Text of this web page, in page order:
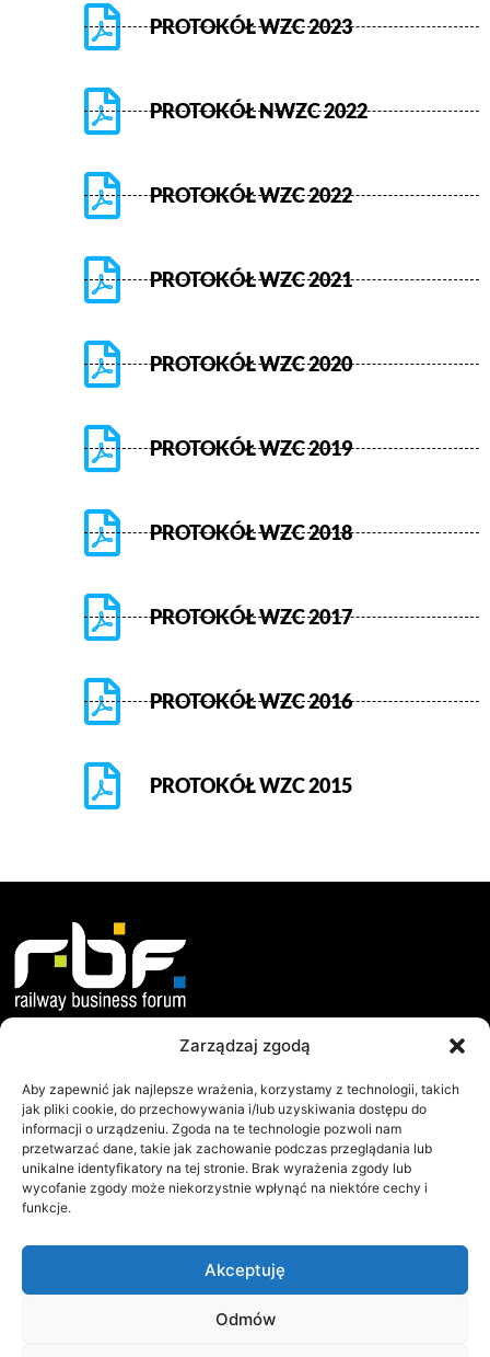
Zarządzaj zgodą
Aby zapewnić jak najlepsze wrażenia, korzystamy z technologii, takich
jak pliki cookie, do przechowywania i/lub uzyskiwania dostępu do
informacji o urządzeniu. Zgoda na te technologie pozwoli nam
przetwarzać dane, takie jak zachowanie podczas przeglądania lub
unikalne identyfikatory na tej stronie. Brak wyrażenia zgody lub
wycofanie zgody może niekorzystnie wpłynąć na niektóre cechy i
funkcje.
Akceptuję
Odmów
PROTOKÓŁ WZC 2023
PROTOKÓŁ NWZC 2022
PROTOKÓŁ WZC 2022
PROTOKÓŁ WZC 2021
PROTOKÓŁ WZC 2020
PROTOKÓŁ WZC 2019
PROTOKÓŁ WZC 2018
PROTOKÓŁ WZC 2017
PROTOKÓŁ WZC 2016
PROTOKÓŁ WZC 2015
Misja i Cele
Jak Działamy?
Współpraca
Zarząd
Dokumenty
Statut
Regulamin WZC
Protokoły WZC
Raporty
Railway Business Forum
00-738 Warszawa